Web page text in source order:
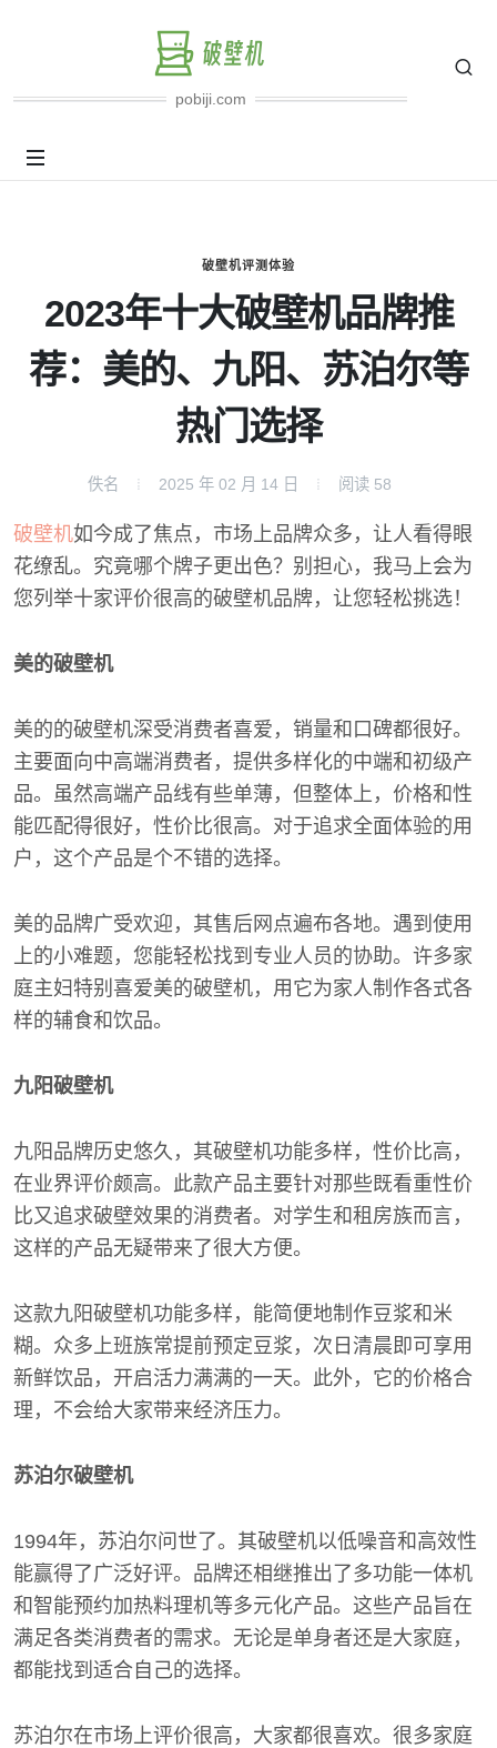
pobiji.com
破壁机评测体验
2023年十大破壁机品牌推
荐：美的、九阳、苏泊尔等
热门选择
佚名 2025 年 02 月 14 日 阅读 58
破壁机如今成了焦点，市场上品牌众多，让人看得眼
花缭乱。究竟哪个牌子更出色？别担心，我马上会为
您列举十家评价很高的破壁机品牌，让您轻松挑选！
美的破壁机
美的的破壁机深受消费者喜爱，销量和口碑都很好。
主要面向中高端消费者，提供多样化的中端和初级产
品。虽然高端产品线有些单薄，但整体上，价格和性
能匹配得很好，性价比很高。对于追求全面体验的用
户，这个产品是个不错的选择。
美的品牌广受欢迎，其售后网点遍布各地。遇到使用
上的小难题，您能轻松找到专业人员的协助。许多家
庭主妇特别喜爱美的破壁机，用它为家人制作各式各
样的辅食和饮品。
九阳破壁机
九阳品牌历史悠久，其破壁机功能多样，性价比高，
在业界评价颇高。此款产品主要针对那些既看重性价
比又追求破壁效果的消费者。对学生和租房族而言，
这样的产品无疑带来了很大方便。
这款九阳破壁机功能多样，能简便地制作豆浆和米
糊。众多上班族常提前预定豆浆，次日清晨即可享用
新鲜饮品，开启活力满满的一天。此外，它的价格合
理，不会给大家带来经济压力。
苏泊尔破壁机
1994年，苏泊尔问世了。其破壁机以低噪音和高效性
能赢得了广泛好评。品牌还相继推出了多功能一体机
和智能预约加热料理机等多元化产品。这些产品旨在
满足各类消费者的需求。无论是单身者还是大家庭，
都能找到适合自己的选择。
苏泊尔在市场上评价很高，大家都很喜欢。很多家庭